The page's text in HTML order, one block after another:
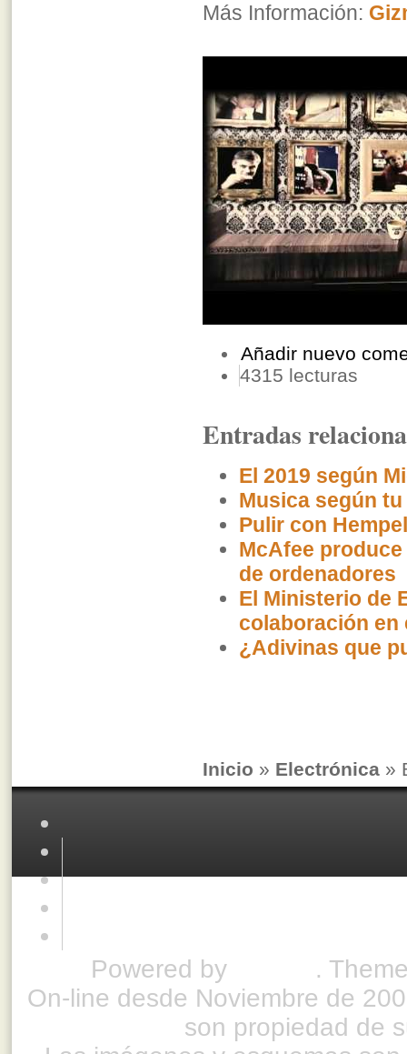
Más Información:
Añadir nuevo
4315 lecturas
Entradas
El 2019 según
Musica según
Pulir con Hempel
McAfee
de ordenadores
El Ministerio de
colaboración en
¿Adivinas que
Inicio » Electrónica »
Powered by
.
On-line desde Noviembre de
son propiedad de